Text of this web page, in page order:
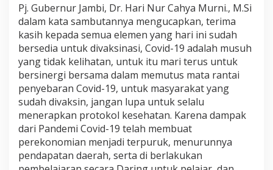
i
J
a
m
b
i
,
B
p
a
t
i
A
d
Pj. Gubernur Jambi, Dr. Hari Nur Cahya Murni., M.Si
dalam kata sambutannya mengucapkan, terima
kasih kepada semua elemen yang hari ini sudah
bersedia untuk divaksinasi, Covid-19 adalah musuh
yang tidak kelihatan, untuk itu mari terus untuk
bersinergi bersama dalam memutus mata rantai
penyebaran Covid-19, untuk masyarakat yang
sudah divaksin, jangan lupa untuk selalu
menerapkan protokol kesehatan. Karena dampak
dari Pandemi Covid-19 telah membuat
perekonomian menjadi terpuruk, menurunnya
pendapatan daerah, serta di berlakukan